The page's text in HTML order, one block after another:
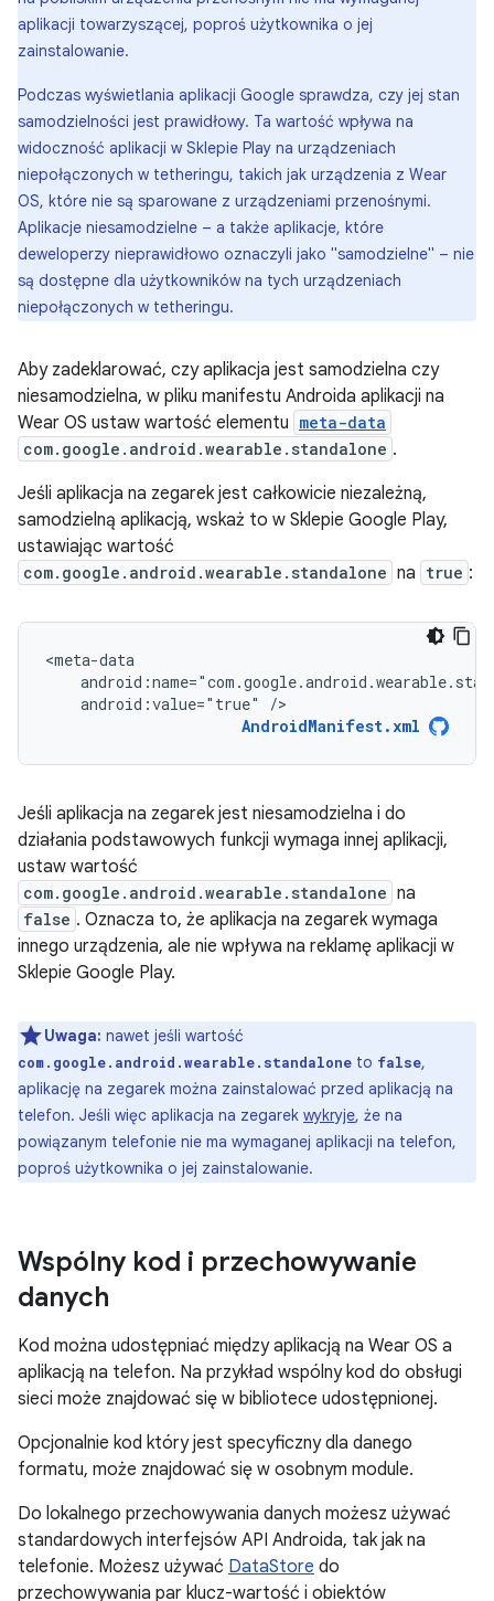
aplikacji towarzyszącej, poproś użytkownika o jej
zainstalowanie.
Podczas wyświetlania aplikacji Google sprawdza, czy jej stan
samodzielności jest prawidłowy. Ta wartość wpływa na
widoczność aplikacji w Sklepie Play na urządzeniach
niepołączonych w tetheringu, takich jak urządzenia z Wear
OS, które nie są sparowane z urządzeniami przenośnymi.
Aplikacje niesamodzielne – a także aplikacje, które
deweloperzy nieprawidłowo oznaczyli jako "samodzielne" – nie
są dostępne dla użytkowników na tych urządzeniach
niepołączonych w tetheringu.
Aby zadeklarować, czy aplikacja jest samodzielna czy
niesamodzielna, w pliku manifestu Androida aplikacji na
Wear OS ustaw wartość elementu meta-data
com.google.android.wearable.standalone .
Jeśli aplikacja na zegarek jest całkowicie niezależną,
samodzielną aplikacją, wskaż to w Sklepie Google Play,
ustawiając wartość
com.google.android.wearable.standalone na true :
android:value="true"
/>
AndroidManifest.xml
Jeśli aplikacja na zegarek jest niesamodzielna i do
działania podstawowych funkcji wymaga innej aplikacji,
ustaw wartość
com.google.android.wearable.standalone na
false . Oznacza to, że aplikacja na zegarek wymaga
innego urządzenia, ale nie wpływa na reklamę aplikacji w
Sklepie Google Play.
Uwaga: nawet jeśli wartość
com.google.android.wearable.standalone to false,
aplikację na zegarek można zainstalować przed aplikacją na
telefon. Jeśli więc aplikacja na zegarek wykryje, że na
powiązanym telefonie nie ma wymaganej aplikacji na telefon,
poproś użytkownika o jej zainstalowanie.
Wspólny kod i przechowywanie
danych
Kod można udostępniać między aplikacją na Wear OS a
aplikacją na telefon. Na przykład wspólny kod do obsługi
sieci może znajdować się w bibliotece udostępnionej.
Opcjonalnie kod który jest specyficzny dla danego
formatu, może znajdować się w osobnym module.
Do lokalnego przechowywania danych możesz używać
standardowych interfejsów API Androida, tak jak na
telefonie. Możesz używać DataStore do
przechowywania par klucz-wartość i obiektów